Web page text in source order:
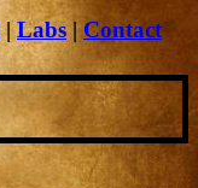
|Labs | Contact